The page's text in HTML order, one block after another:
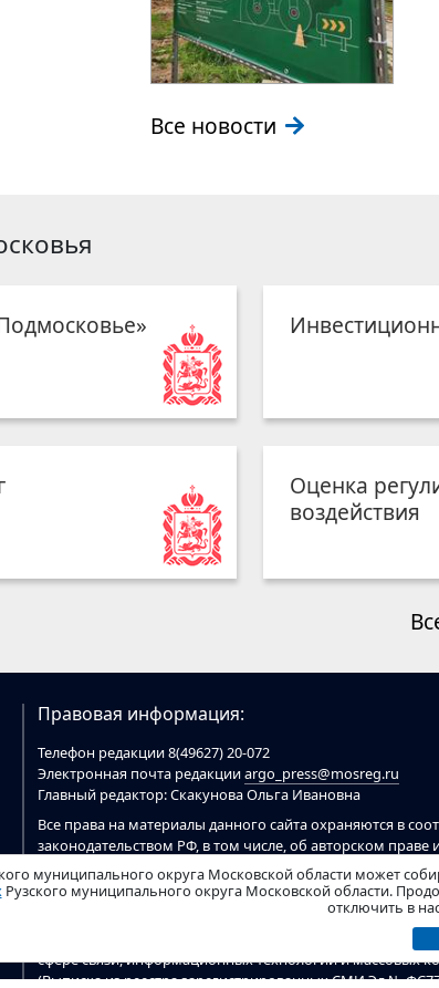
Все новости
Оценка
воздействия
Правовая информация:
Телефон редакции 8(49627) 20-072
Электронная почта редакцииargo_press@mosreg.ru
Главный редактор: Скакунова Ольга Ивановна
Все права на материалы данного сайта охраняются в
законодательством РФ, в том числе, об авторском
При цитировании материалов обязательна ссылка на сайт
цитировании электронными ресурсами обязательна
зарегистрирован Федеральной
сфере связи, информационных технологий и массовых
(Выписка из реестра зарегистрированных СМИ Эл №
муниципального округа Московской области может
Рузского муниципального округа Московской области.
отключить в